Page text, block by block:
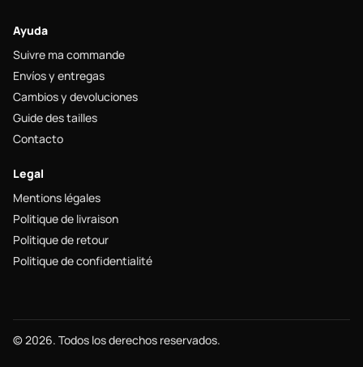
Ayuda
Suivre ma commande
Envíos y entregas
Cambios y devoluciones
Guide des tailles
Contacto
Legal
Mentions légales
Politique de livraison
Politique de retour
Politique de confidentialité
© 2026. Todos los derechos reservados.